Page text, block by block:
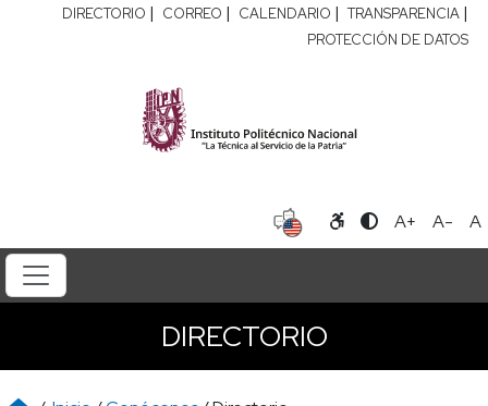
DIRECTORIO | CORREO | CALENDARIO | TRANSPARENCIA |
PROTECCIÓN DE DATOS
A+ A- A
DIRECTORIO